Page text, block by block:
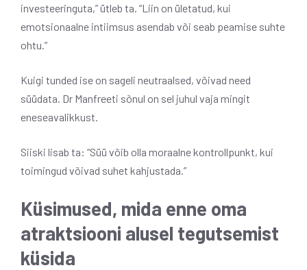
investeeringuta,” ütleb ta. “Liin on ületatud, kui
emotsionaalne intiimsus asendab või seab peamise suhte
ohtu.”
Kuigi tunded ise on sageli neutraalsed, võivad need
süüdata. Dr Manfreeti sõnul on sel juhul vaja mingit
eneseavalikkust.
Siiski lisab ta: “Süü võib olla moraalne kontrollpunkt, kui
toimingud võivad suhet kahjustada.”
Küsimused, mida enne oma
atraktsiooni alusel tegutsemist
küsida